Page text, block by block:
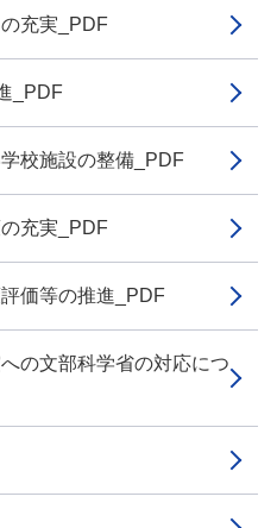
充実_PDF
_PDF
校施設の整備_PDF
充実_PDF
価等の推進_PDF
の文部科学省の対応につ